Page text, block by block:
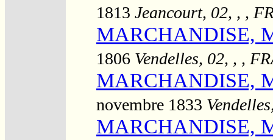
1813 Jeancourt, 02, , ,
MARCHANDISE,
1806 Vendelles, 02, , ,
MARCHANDISE,
novembre 1833
MARCHANDISE,